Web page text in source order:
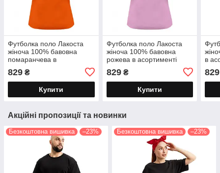
Футболка поло Лакоста
жіноча 100% бавовна
помаранчева в
829 ₴
Купити
Футболка поло Лакоста
жіноча 100% бавовна
рожева в асортименті
829₴
Купити
в
829
Акційні пропозиції та новинки
Безкоштовна вишивка –23% Безкоштовна вишивка –23%